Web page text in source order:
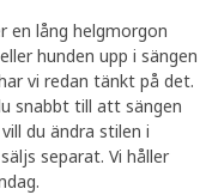
en lång helgmorgon
hunden upp i sängen
vi redan tänkt på det.
snabbt till att sängen
du ändra stilen i
separat. Vi håller